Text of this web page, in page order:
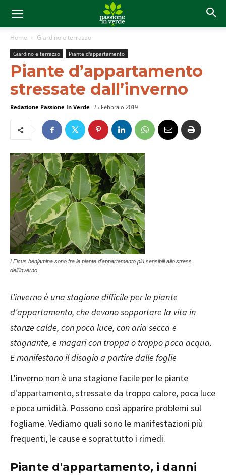
Home Giardino e terrazzo
Giardino e terrazzo Piante d'appartamento
Piante d’appartamento
stressate dall’inverno
Redazione Passione In Verde 25 Febbraio 2019
I Ficus benjamina sono fra le piante d'appartamento più sensibili allo stress
dell'inverno.
L'inverno è una stagione difficile per le piante
d'appartamento, che devono sopportare la vita in
stanze calde, con poca luce, con aria secca e
stagnante, e magari con troppa o troppo poca acqua.
E manifestano il disagio a partire dalle foglie
L'inverno non è una stagione facile per le piante
d'appartamento, stressate da troppo calore, poca luce
e poca umidità. Possono così apparire problemi sul
fogliame. Vediamo quali sono le manifestazioni più
frequenti, le cause e soprattutto i rimedi.
Piante d'appartamento, i danni